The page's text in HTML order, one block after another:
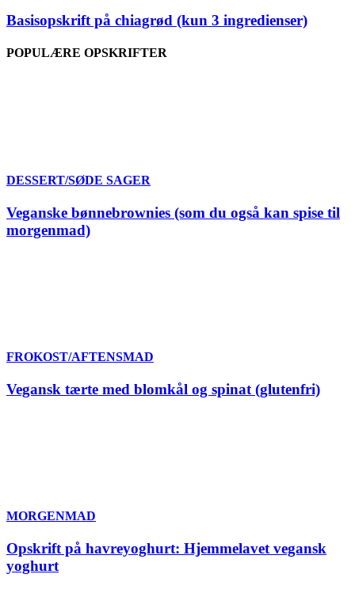
Basisopskrift på chiagrød (kun 3 ingredienser)
POPULÆRE OPSKRIFTER
DESSERT/SØDE SAGER
Veganske bønnebrownies (som du også kan spise til
morgenmad)
FROKOST/AFTENSMAD
Vegansk tærte med blomkål og spinat (glutenfri)
MORGENMAD
Opskrift på havreyoghurt: Hjemmelavet vegansk
yoghurt